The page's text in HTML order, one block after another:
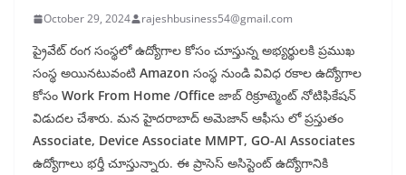
October 29, 2024 rajeshbusiness54@gmail.com
ప్రైవేట్ రంగ సంస్థలో ఉద్యోగాల కోసం చూస్తున్న అభ్యర్థులకి ప్రముఖ
సంస్థ అయినటువంటి Amazon సంస్థ నుండి వివిధ రకాల ఉద్యోగాల
కోసం Work From Home /Office జాబ్ రిక్రూట్మెంట్ నోటిఫికేషన్
విడుదల చేశారు. మన హైదరాబాద్ అమెజాన్ ఆఫీసు లో ప్రస్తుతం
Associate, Device Associate MMPT, GO-AI Associates
ఉద్యోగాలు భర్తీ చూస్తున్నారు. ఈ ప్రాసెస్ అసిస్టెంట్ ఉద్యోగానికి